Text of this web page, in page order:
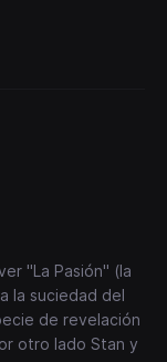
"La Pasión" (la
la suciedad del
de revelación
otro lado Stan y